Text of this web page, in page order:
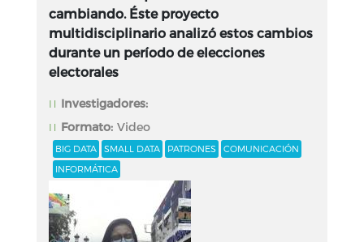
cambiando. Éste proyecto
multidisciplinario analizó estos cambios
durante un período de elecciones
electorales
Investigadores:
Formato: Video
BIG DATA SMALL DATA PATRONES
COMUNICACIÓN
INFORMÁTICA